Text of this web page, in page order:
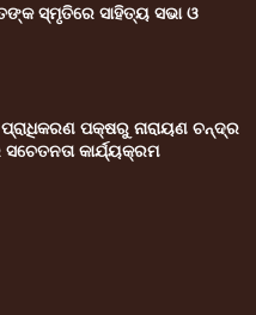
ସ୍ମୃତିରେ ସାହିତ୍ୟ ସଭା ଓ
ପକ୍ଷରୁ ନାରାୟଣ ଚନ୍ଦ୍ର
କାର୍ଯ୍ୟକ୍ରମ